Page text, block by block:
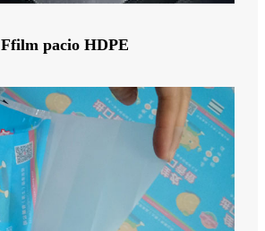
Ffilm pacio HDPE